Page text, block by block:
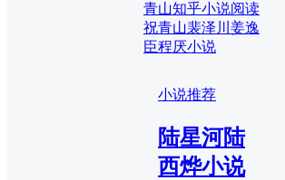
青山知乎小说阅读
祝青山裴泽川姜逸
臣程厌小说
小说推荐
陆星河陆
西烨小说